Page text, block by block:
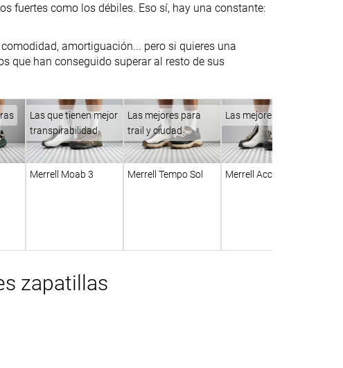
fuertes como los débiles. Eso sí, hay una constante:
amortiguación... pero si quieres una
que han conseguido superar al resto de sus
Las que tienen mejor
transpirabilidad
Merrell Moab 3
Las mejores para
trail y ciudad
Merrell Tempo Sol
Las mejores baratas
Merrell Accentor 3
zapatillas